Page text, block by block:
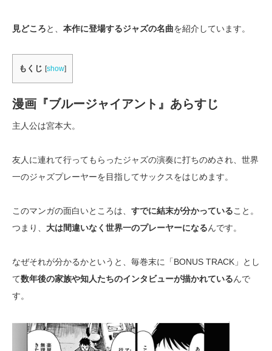
見どころと、 本作に登場するジャズの名曲を紹介しています。
もくじ [show]
漫画『ブルージャイアント』あらすじ
主人公は宮本大。
友人に連れて行ってもらったジャズの演奏に打ちのめされ、世界
一のジャズプレーヤーを目指してサックスをはじめます。
このマンガの面白いところは、 すでに結末が分かっていること。
つまり、 大は間違いなく世界一のプレーヤーになるんです。
なぜそれが分かるかというと、毎巻末に「BONUS TRACK」とし
て数年後の家族や知人たちのインタビューが描かれているんで
す。